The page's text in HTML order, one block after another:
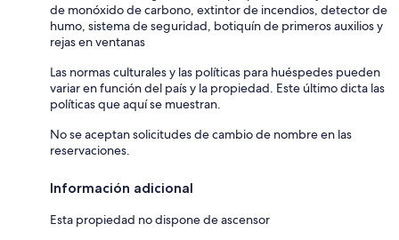
de monóxido de carbono, extintor de incendios, detector de
humo, sistema de seguridad, botiquín de primeros auxilios y
rejas en ventanas
Las normas culturales y las políticas para huéspedes pueden
variar en función del país y la propiedad. Este último dicta las
políticas que aquí se muestran.
No se aceptan solicitudes de cambio de nombre en las
reservaciones.
Información adicional
Esta propiedad no dispone de ascensor